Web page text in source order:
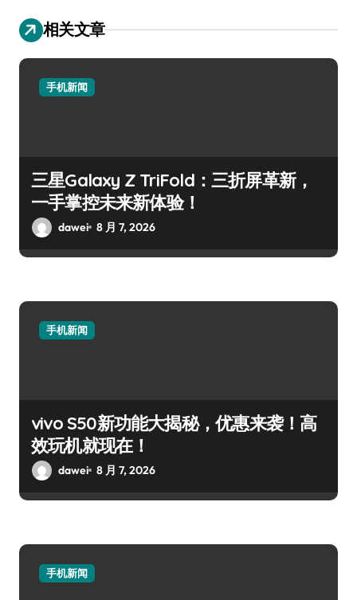
相关文章
手机新闻
三星Galaxy Z TriFold：三折屏革新，
一手掌控未来新体验！
dawei 8 月 7, 2026
手机新闻
vivo S50新功能大揭秘，优惠来袭！高
效玩机就现在！
dawei 8 月 7, 2026
手机新闻